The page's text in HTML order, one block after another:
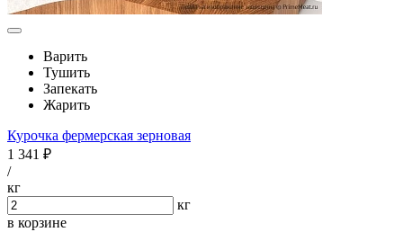
Варить
Тушить
Запекать
Жарить
Курочка фермерская зерновая
1 341 ₽
/
кг
кг
в корзине